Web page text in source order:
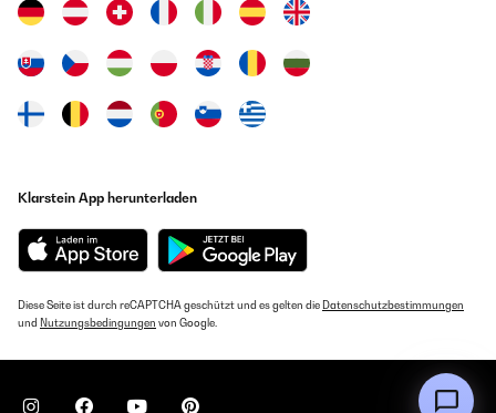
Klarstein App herunterladen
Diese Seite ist durch reCAPTCHA geschützt und es gelten die Datenschutzbestimmungen
und Nutzungsbedingungen von Google.